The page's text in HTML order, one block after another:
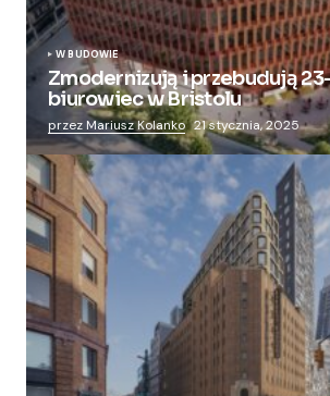
W BUDOWIE
Zmodernizują i przebudują
biurowiec w Bristolu
przez Mariusz Kolanko 21 stycznia, 2025
Zmieniają więzienie dla kobiet
apartamentowiec